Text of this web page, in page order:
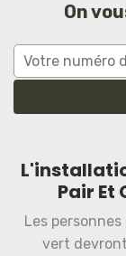
On
Pair Et
Les
vert